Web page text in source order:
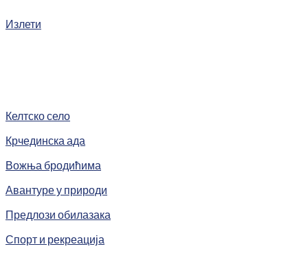
Излети
Келтско село
Крчединска ада
Вожња бродићима
Авантуре у природи
Предлози обилазака
Спорт и рекреација